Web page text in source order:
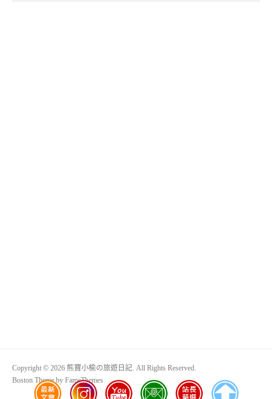
Copyright © 2026 熊寶小榆の旅遊日記. All Rights Reserved.
Boston Theme by FameThemes